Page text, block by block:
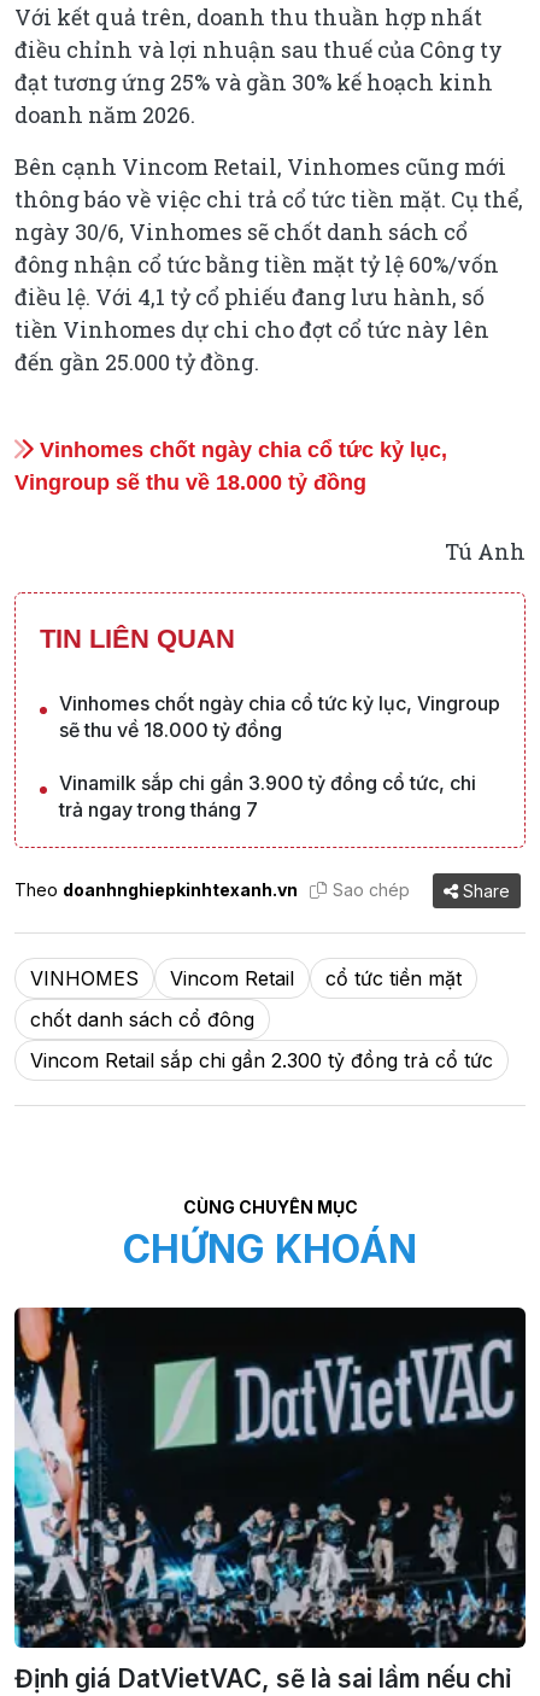
Với kết quả trên, doanh thu thuần hợp nhất
điều chỉnh và lợi nhuận sau thuế của Công ty
đạt tương ứng 25% và gần 30% kế hoạch kinh
doanh năm 2026.
Bên cạnh Vincom Retail, Vinhomes cũng mới
thông báo về việc chi trả cổ tức tiền mặt. Cụ thể,
ngày 30/6, Vinhomes sẽ chốt danh sách cổ
đông nhận cổ tức bằng tiền mặt tỷ lệ 60%/vốn
điều lệ. Với 4,1 tỷ cổ phiếu đang lưu hành, số
tiền Vinhomes dự chi cho đợt cổ tức này lên
đến gần 25.000 tỷ đồng.
Vinhomes chốt ngày chia cổ tức kỷ lục,
Vingroup sẽ thu về 18.000 tỷ đồng
Tú Anh
TIN LIÊN QUAN
Vinhomes chốt ngày chia cổ tức kỷ lục, Vingroup
sẽ thu về 18.000 tỷ đồng
Vinamilk sắp chi gần 3.900 tỷ đồng cổ tức, chi
trả ngay trong tháng 7
Theo doanhnghiepkinhtexanh.vn Sao chép Share
VINHOMES Vincom Retail
cổ tức tiền mặt
chốt danh sách cổ đông
Vincom Retail sắp chi gần 2.300 tỷ đồng trả cổ tức
CÙNG CHUYÊN MỤC
CHỨNG KHOÁN
Định giá DatVietVAC, sẽ là sai lầm nếu chỉ